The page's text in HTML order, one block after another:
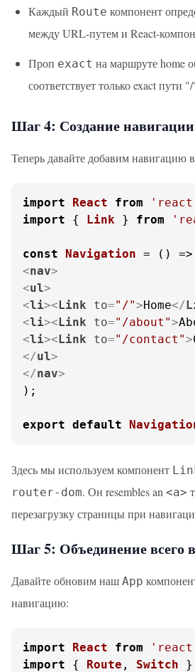
Каждый Route компонент
между URL-путем и React-
Проп exact на маршруте home
соответствует только exact пути
Шаг 4: Создание навигации
Теперь давайте добавим навигацию
import React from
import { Link } from
const Navigation = (
<nav>
<ul>
<li><Link to="/">Home</
<li><Link to="/about">
<li><Link to="/contact">
</ul>
</nav>
);
export default
Здесь мы используем компонент
router-dom. Он resembles an <a>
перезагрузку страницы при
Шаг 5: Объединение всего
Давайте обновим наш App
навигацию:
import React from
import { Route , Switch }